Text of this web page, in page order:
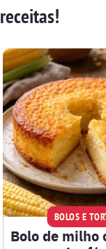
BOLOS E
Bolo de milho